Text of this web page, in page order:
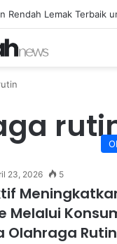
23, 2026 5
Melalui
Olahraga Rutin